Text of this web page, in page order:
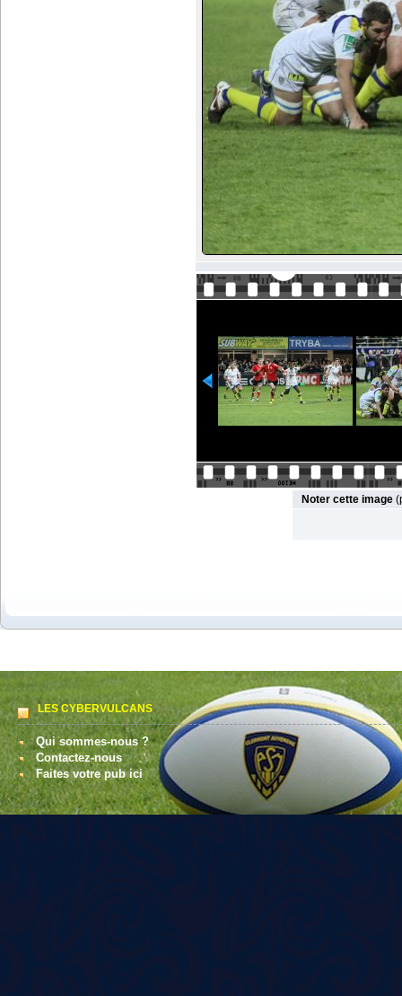
Noter cette image
LES CYBERVULCANS
Qui sommes-nous ?
Contactez-nous
Faites votre pub ici